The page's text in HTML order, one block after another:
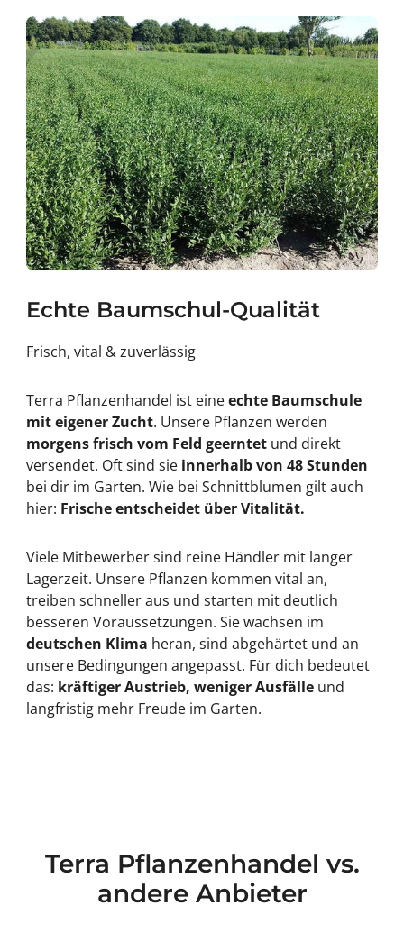
Echte Baumschul-Qualität
Frisch, vital & zuverlässig
Terra Pflanzenhandel ist eineechte Baumschule
mit eigener Zucht. Unsere Pflanzen werden
morgens frisch vom Feld geerntetund direkt
versendet. Oft sind sie innerhalb von 48 Stunden
bei dir im Garten. Wie bei Schnittblumen gilt auch
hier: Frische entscheidet über Vitalität.
Viele Mitbewerber sind reine Händler mit langer
Lagerzeit. Unsere Pflanzen kommen vital an,
treiben schneller aus und starten mit deutlich
besseren Voraussetzungen. Sie wachsen im
deutschen Klima heran, sind abgehärtet und an
unsere Bedingungen angepasst. Für dich bedeutet
das: kräftiger Austrieb, weniger Ausfälle und
langfristig mehr Freude im Garten.
Terra Pflanzenhandel vs.
andere Anbieter